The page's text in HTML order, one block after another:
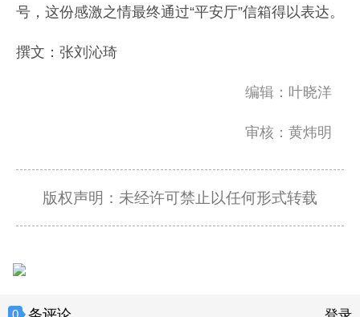
号，这份感激之情最终通过“平安厅”信箱得以表达。
撰文：张刘沁琦
编辑：叶晓洋
审核：黄炜明
版权声明：未经许可禁止以任何形式转载
0